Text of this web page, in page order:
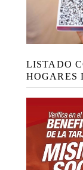
LISTADO
HOGARES